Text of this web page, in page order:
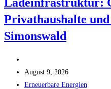
Chancen
für
Privathaushalte
und
Elzach
Privathaushalte
Simonswald
Autor:
Beitrag
veröffentlicht:
August 9, 2026
Beitrags-
Erneuerbare Energien